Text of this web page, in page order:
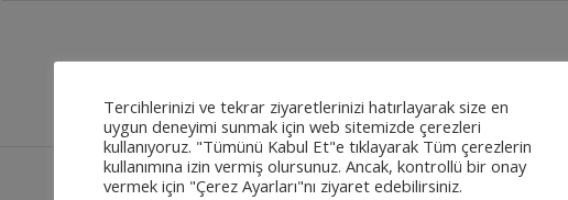
0
CEVAPLAR
Tercihlerinizi ve tekrar ziyaretlerinizi hatırlayarak size en
uygun deneyimi sunmak için web sitemizde çerezleri
kullanıyoruz. "Tümünü Kabul Et"e tıklayarak Tüm çerezlerin
kullanımına izin vermiş olursunuz. Ancak, kontrollü bir onay
vermek için "Çerez Ayarları"nı ziyaret edebilirsiniz.